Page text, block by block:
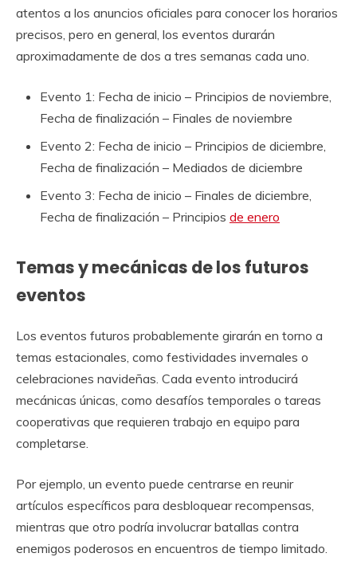
atentos a los anuncios oficiales para conocer los horarios
precisos, pero en general, los eventos durarán
aproximadamente de dos a tres semanas cada uno.
Evento 1: Fecha de inicio – Principios de noviembre,
Fecha de finalización – Finales de noviembre
Evento 2: Fecha de inicio – Principios de diciembre,
Fecha de finalización – Mediados de diciembre
Evento 3: Fecha de inicio – Finales de diciembre,
Fecha de finalización – Principios de enero
Temas y mecánicas de los futuros
eventos
Los eventos futuros probablemente girarán en torno a
temas estacionales, como festividades invernales o
celebraciones navideñas. Cada evento introducirá
mecánicas únicas, como desafíos temporales o tareas
cooperativas que requieren trabajo en equipo para
completarse.
Por ejemplo, un evento puede centrarse en reunir
artículos específicos para desbloquear recompensas,
mientras que otro podría involucrar batallas contra
enemigos poderosos en encuentros de tiempo limitado.